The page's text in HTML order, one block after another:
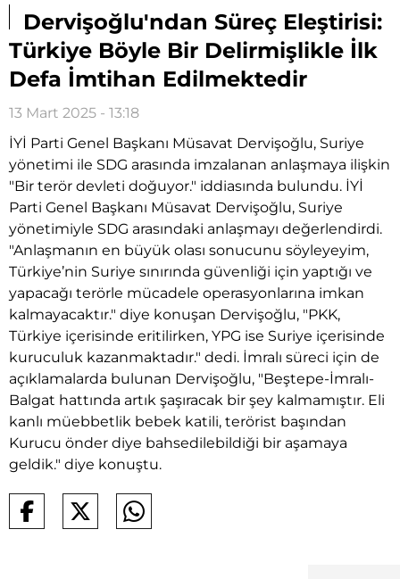
Dervişoğlu'ndan Süreç Eleştirisi:
Türkiye Böyle Bir Delirmişlikle İlk
Defa İmtihan Edilmektedir
13 Mart 2025 - 13:18
İYİ Parti Genel Başkanı Müsavat Dervişoğlu, Suriye
yönetimi ile SDG arasında imzalanan anlaşmaya ilişkin
"Bir terör devleti doğuyor." iddiasında bulundu. İYİ
Parti Genel Başkanı Müsavat Dervişoğlu, Suriye
yönetimiyle SDG arasındaki anlaşmayı değerlendirdi.
"Anlaşmanın en büyük olası sonucunu söyleyeyim,
Türkiye’nin Suriye sınırında güvenliği için yaptığı ve
yapacağı terörle mücadele operasyonlarına imkan
kalmayacaktır." diye konuşan Dervişoğlu, "PKK,
Türkiye içerisinde eritilirken, YPG ise Suriye içerisinde
kuruculuk kazanmaktadır." dedi. İmralı süreci için de
açıklamalarda bulunan Dervişoğlu, "Beştepe-İmralı-
Balgat hattında artık şaşıracak bir şey kalmamıştır. Eli
kanlı müebbetlik bebek katili, terörist başından
Kurucu önder diye bahsedilebildiği bir aşamaya
geldik." diye konuştu.